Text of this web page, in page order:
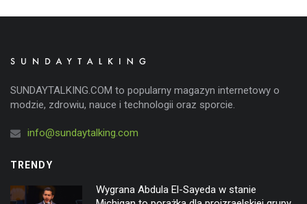
SUNDAYTALKING.COM to popularny magazyn internetowy o
modzie, zdrowiu, nauce i technologii oraz sporcie.
info@sundaytalking.com
TRENDY
Wygrana Abdula El-Sayeda w stanie